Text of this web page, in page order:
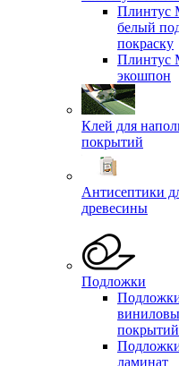
белый
покраску
экошпон
Клей для
покрытий
Антисептики
древесины
Подложки
покрытий
ламинат